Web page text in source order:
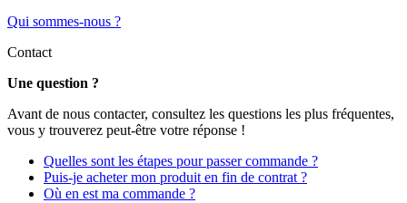
Qui sommes-nous ?
Contact
Une question ?
Avant de nous contacter, consultez les questions les plus fréquentes,
vous y trouverez peut-être votre réponse !
Quelles sont les étapes pour passer commande ?
Puis-je acheter mon produit en fin de contrat ?
Où en est ma commande ?